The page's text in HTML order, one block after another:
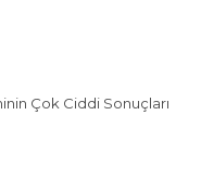
Çok Ciddi Sonuçları